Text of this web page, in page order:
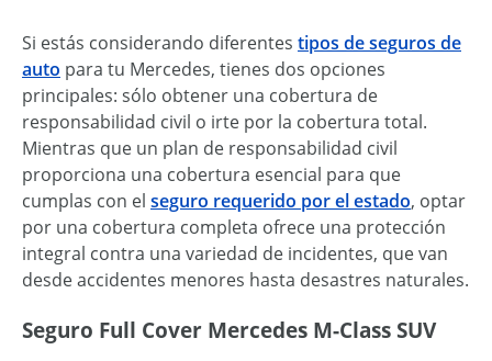
Si estás considerando diferentes tipos de seguros de
auto para tu Mercedes, tienes dos opciones
principales: sólo obtener una cobertura de
responsabilidad civil o irte por la cobertura total.
Mientras que un plan de responsabilidad civil
proporciona una cobertura esencial para que
cumplas con el seguro requerido por el estado, optar
por una cobertura completa ofrece una protección
integral contra una variedad de incidentes, que van
desde accidentes menores hasta desastres naturales.
Seguro Full Cover Mercedes M-Class SUV